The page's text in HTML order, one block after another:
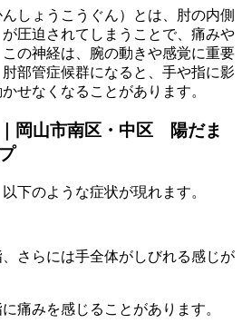
しょうこうぐん）とは、肘の内側
圧迫されてしまうことで、痛みや
の神経は、腕の動きや感覚に重要
部管症候群になると、手や指に影
せなくなることがあります。
岡山市南区・中区 陽だま
下のような症状が現れます。
さらには手全体がしびれる感じが
痛みを感じることがあります。